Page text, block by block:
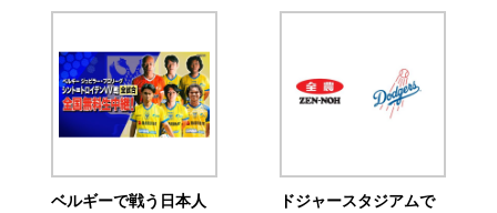
ベルギーで戦う日本人
ドジャースタジアムで